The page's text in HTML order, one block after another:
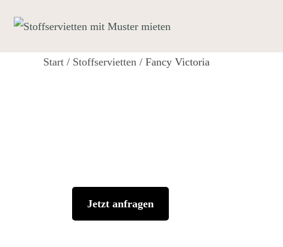
Inhalt
Start / Stoffservietten / Fancy Victoria
Jetzt anfragen